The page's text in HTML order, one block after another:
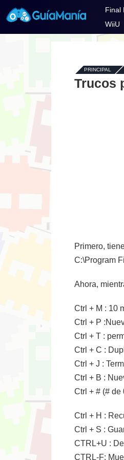
Final
WiiU
PRINCIPAL -
Trucos
Primero,
C:\Program
Ahora,
Ctrl + M : 10
Ctrl + P
Ctrl + T :
Ctrl + C :
Ctrl + J :
Ctrl + B :
Ctrl + # (# de
Ctrl + H :
Ctrl + S :
CTRL+U :
CTRL-F: